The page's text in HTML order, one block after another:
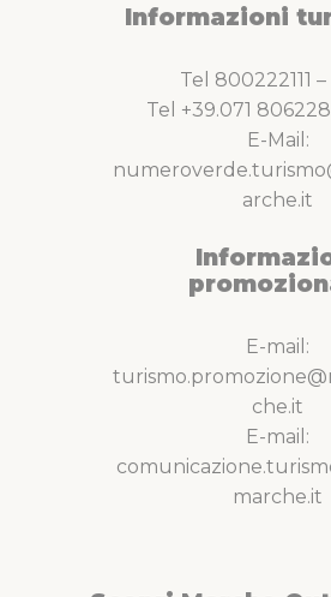
Informazioni
Tel 800222111
Tel +39.071
E-Mail:
arche.it
E-mail:
che.it
E-mail:
marche.it